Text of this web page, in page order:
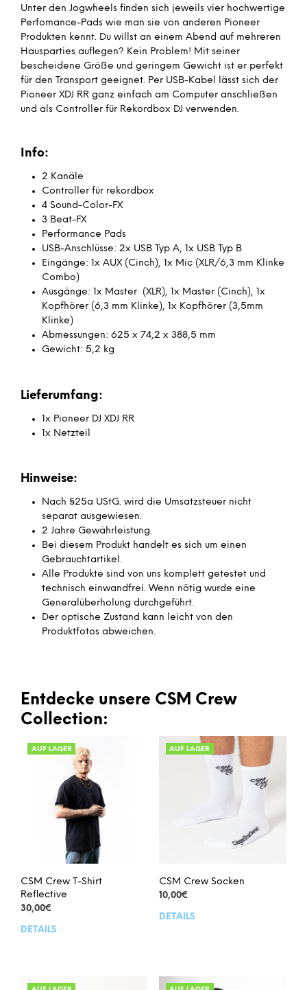
Unter den Jogwheels finden sich jeweils vier hochwertige
Perfomance-Pads wie man sie von anderen Pioneer
Produkten kennt. Du willst an einem Abend auf mehreren
Hausparties auflegen? Kein Problem! Mit seiner
bescheidene Größe und geringem Gewicht ist er perfekt
für den Transport geeignet. Per USB-Kabel lässt sich der
Pioneer XDJ RR ganz einfach am Computer anschließen
und als Controller für Rekordbox DJ verwenden.
Info:
2 Kanäle
Controller für rekordbox
4 Sound-Color-FX
3 Beat-FX
Performance Pads
USB-Anschlüsse: 2x USB Typ A, 1x USB Typ B
Eingänge: 1x AUX (Cinch), 1x Mic (XLR/6,3 mm Klinke
Combo)
Ausgänge: 1x Master (XLR), 1x Master (Cinch), 1x
Kopfhörer (6,3 mm Klinke), 1x Kopfhörer (3,5mm
Klinke)
Abmessungen: 625 x 74,2 x 388,5 mm
Gewicht: 5,2 kg
Lieferumfang:
1x Pioneer DJ XDJ RR
1x Netzteil
Hinweise:
Nach §25a UStG. wird die Umsatzsteuer nicht
separat ausgewiesen.
2 Jahre Gewährleistung.
Bei diesem Produkt handelt es sich um einen
Gebrauchtartikel.
Alle Produkte sind von uns komplett getestet und
technisch einwandfrei. Wenn nötig wurde eine
Generalüberholung durchgeführt.
Der optische Zustand kann leicht von den
Produktfotos abweichen.
Entdecke unsere CSM Crew
Collection:
AUF LAGER
CSM Crew T-Shirt
Reflective
30,00€
DETAILS
mehrere
AUF LAGER
CSM Crew Socken
10,00€
DETAILS